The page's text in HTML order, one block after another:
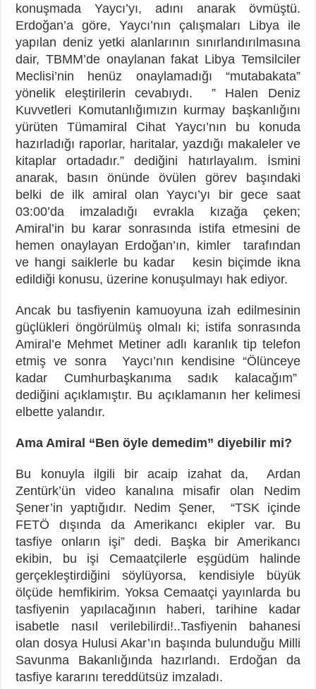
konuşmada Yaycı’yı, adını anarak övmüştü.
Erdoğan’a göre, Yaycı’nın çalışmaları Libya ile
yapılan deniz yetki alanlarının sınırlandırılmasına
dair, TBMM’de onaylanan fakat Libya Temsilciler
Meclisi’nin henüz onaylamadığı “mutabakata”
yönelik eleştirilerin cevabıydı. ” Halen Deniz
Kuvvetleri Komutanlığımızın kurmay başkanlığını
yürüten Tümamiral Cihat Yaycı’nın bu konuda
hazırladığı raporlar, haritalar, yazdığı makaleler ve
kitaplar ortadadır.” dediğini hatırlayalım. İsmini
anarak, basın önünde övülen görev başındaki
belki de ilk amiral olan Yaycı’yı bir gece saat
03:00’da imzaladığı evrakla kızağa çeken;
Amiral’in bu karar sonrasında istifa etmesini de
hemen onaylayan Erdoğan’ın, kimler tarafından
ve hangi saiklerle bu kadar kesin biçimde ikna
edildiği konusu, üzerine konuşulmayı hak ediyor.
Ancak bu tasfiyenin kamuoyuna izah edilmesinin
güçlükleri öngörülmüş olmalı ki; istifa sonrasında
Amiral’e Mehmet Metiner adlı karanlık tip telefon
etmiş ve sonra Yaycı’nın kendisine “Ölünceye
kadar Cumhurbaşkanıma sadık kalacağım”
dediğini açıklamıştır. Bu açıklamanın her kelimesi
elbette yalandır.
Ama Amiral “Ben öyle demedim” diyebilir mi?
Bu konuyla ilgili bir acaip izahat da, Ardan
Zentürk’ün video kanalına misafir olan Nedim
Şener’in yaptığıdır. Nedim Şener, “TSK içinde
FETÖ dışında da Amerikancı ekipler var. Bu
tasfiye onların işi” dedi. Başka bir Amerikancı
ekibin, bu işi Cemaatçilerle eşgüdüm halinde
gerçekleştirdiğini söylüyorsa, kendisiyle büyük
ölçüde hemfikirim. Yoksa Cemaatçi yayınlarda bu
tasfiyenin yapılacağının haberi, tarihine kadar
isabetle nasıl verilebilirdi!..Tasfiyenin bahanesi
olan dosya Hulusi Akar’ın başında bulunduğu Milli
Savunma Bakanlığında hazırlandı. Erdoğan da
tasfiye kararını tereddütsüz imzaladı.